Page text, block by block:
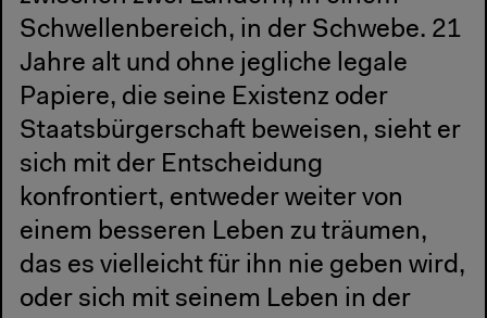
Schwellenbereich, in der Schwebe. 21
Jahre alt und ohne jegliche legale
Papiere, die seine Existenz oder
Staatsbürgerschaft beweisen, sieht er
sich mit der Entscheidung
konfrontiert, entweder weiter von
einem besseren Leben zu träumen,
das es vielleicht für ihn nie geben wird,
oder sich mit seinem Leben in der